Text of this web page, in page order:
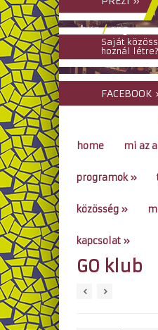
hun/eng
Saját
hoznál létre?
FACEBOOK
home mi az
programok»
közösség »
kapcsolat »
go to...
GO klub